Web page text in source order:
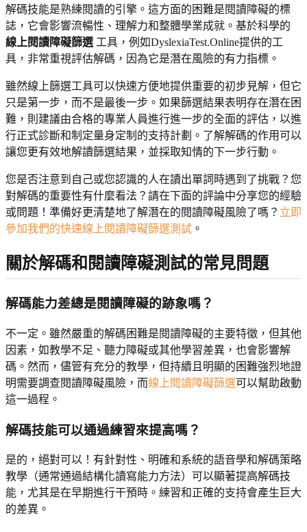
解碼技能是熟練閱讀的引擎。這方面的困難是閱讀障礙的標
誌，它會影響流暢性、理解力和整體學業成就。基於科學的
線上閱讀障礙篩選 工具，例如DyslexiaTest.Online提供的工
具，非常重視評估解碼，因為它是潛在風險的有力指標。
雖然線上篩選工具可以快速方便地提供重要的初步見解，但它
只是第一步，而不是最後一步。如果篩選結果表明存在潛在困
難，則建議由合格的專業人員進行進一步的全面的評估，以進
行正式診斷和制定量身定制的支持計劃。了解解碼的作用可以
讓您更有效地解讀篩選結果，並採取知情的下一步行動。
您是否注意到自己或您認識的人在讀出單詞時遇到了挑戰？您
對解碼的重要性有什麼看法？請在下面的評論中分享您的經驗
或問題！準備好更清楚地了解潛在的閱讀障礙風險了嗎？ 立即
參加我們的快速線上閱讀障礙篩選測試 。
關於解碼和閱讀障礙測試的常見問題
解碼能力差總是閱讀障礙的跡象嗎？
不一定。雖然嚴重的解碼困難是閱讀障礙的主要特徵，但其他
因素，如教學不足、聽力障礙或其他學習差異，也會影響解
碼。然而，儘管有充分的教學，但持續且明顯的困難強烈地證
明需要調查閱讀障礙風險，而線上閱讀障礙篩選可以幫助啟動
這一過程。
解碼技能可以通過練習來提高嗎？
是的，絕對可以！有針對性、明確和系統的語音學和解碼策略
教學（通常通過結構化讀寫能力方法）可以顯著提高解碼技
能，尤其是在早期進行干預時。練習和正確的支持會產生巨大
的差異。